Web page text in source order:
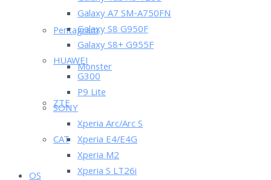
Pentagram
Monster
ZTE
CAT
Galaxy A7 SM-A750FN
Galaxy S8 G950F
Galaxy S8+ G955F
HUAWEI
G300
P9 Lite
SONY
Xperia Arc/Arc S
Xperia E4/E4G
Xperia M2
Xperia S LT26i